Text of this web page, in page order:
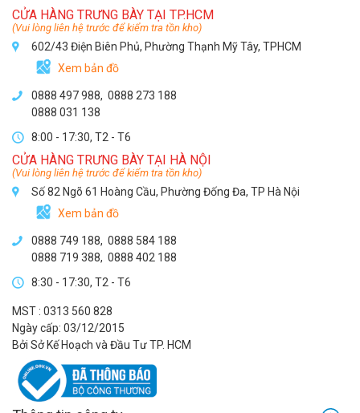
CỬA HÀNG TRƯNG BÀY TẠI TP.HCM
(Vui lòng liên hệ trước để kiểm tra tồn kho)
602/43 Điện Biên Phủ, Phường Thạnh Mỹ Tây, TPHCM
Xem bản đồ
0888 497 988, 0888 273 188
0888 031 138
8:00 - 17:30, T2 - T6
CỬA HÀNG TRƯNG BÀY TẠI HÀ NỘI
(Vui lòng liên hệ trước để kiểm tra tồn kho)
Số 82 Ngõ 61 Hoàng Cầu, Phường Đống Đa, TP Hà Nội
Xem bản đồ
0888 749 188, 0888 584 188
0888 719 388, 0888 402 188
8:30 - 17:30, T2 - T6
MST : 0313 560 828
Ngày cấp: 03/12/2015
Bởi Sở Kế Hoạch và Đầu Tư TP. HCM